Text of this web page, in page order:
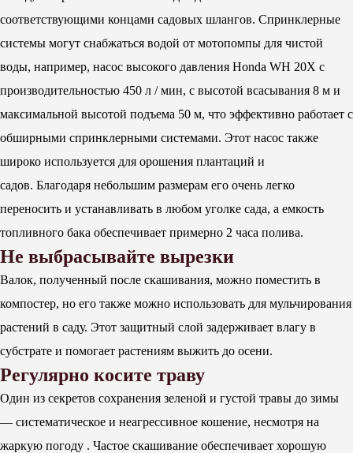
соответствующими концами садовых шлангов. Спринклерные
системы могут снабжаться водой от мотопомпы для чистой
воды, например, насос высокого давления Honda WH 20X с
производительностью 450 л / мин, с высотой всасывания 8 м и
максимальной высотой подъема 50 м, что эффективно работает с
обширными спринклерными системами. Этот насос также
широко используется для орошения плантаций и
садов. Благодаря небольшим размерам его очень легко
переносить и устанавливать в любом уголке сада, а емкость
топливного бака обеспечивает примерно 2 часа полива.
Не выбрасывайте вырезки
Валок, полученный после скашивания, можно поместить в
компостер, но его также можно использовать для мульчирования
растений в саду. Этот защитный слой задерживает влагу в
субстрате и помогает растениям выжить до осени.
Регулярно косите траву
Один из секретов сохранения зеленой и густой травы до зимы
— систематическое и неагрессивное кошение, несмотря на
жаркую погоду . Частое скашивание обеспечивает хорошую